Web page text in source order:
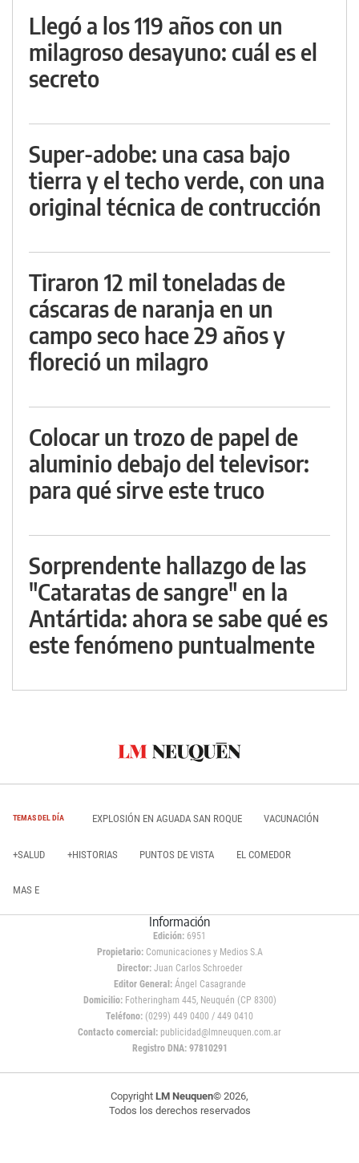
Llegó a los 119 años con un
milagroso desayuno: cuál es el
secreto
Super-adobe: una casa bajo
tierra y el techo verde, con una
original técnica de contrucción
Tiraron 12 mil toneladas de
cáscaras de naranja en un
campo seco hace 29 años y
floreció un milagro
Colocar un trozo de papel de
aluminio debajo del televisor:
para qué sirve este truco
Sorprendente hallazgo de las
"Cataratas de sangre" en la
Antártida: ahora se sabe qué es
este fenómeno puntualmente
TEMAS DEL DÍA EXPLOSIÓN EN AGUADA SAN ROQUE VACUNACIÓN
+SALUD +HISTORIAS PUNTOS DE VISTA EL COMEDOR
MAS E
Información
Edición: 6951
Propietario:Comunicaciones y Medios S.A
Director: Juan Carlos Schroeder
Editor General:Ángel Casagrande
Domicilio:Fotheringham 445, Neuquén (CP 8300)
Teléfono: (0299) 449 0400 / 449 0410
Contacto comercial: publicidad@lmneuquen.com.ar
Registro DNA: 97810291
Copyright LM Neuquen© 2026,
Todos los derechos reservados